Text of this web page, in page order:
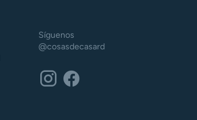
Síguenos
@cosasdecasard